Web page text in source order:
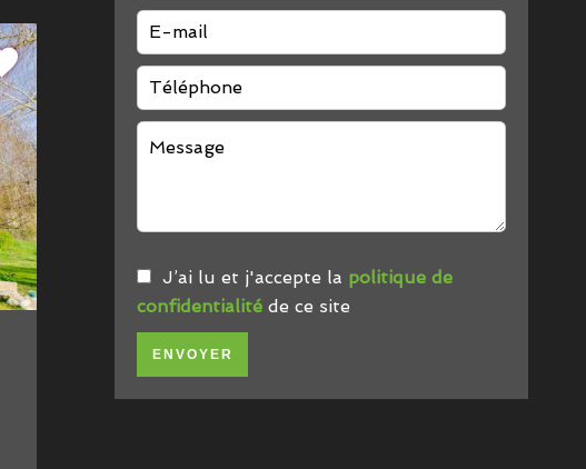
J’ai lu et j'accepte la politique de
confidentialité de ce site
ENVOYER